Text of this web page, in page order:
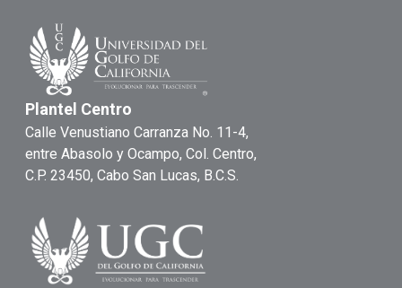
Plantel Centro
Calle Venustiano Carranza No. 11-4,
entre Abasolo y Ocampo, Col. Centro,
C.P. 23450, Cabo San Lucas, B.C.S.